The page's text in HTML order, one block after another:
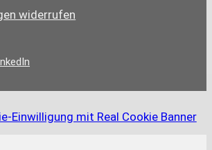
widerrufen
Einwilligung mit Real Cookie Banner